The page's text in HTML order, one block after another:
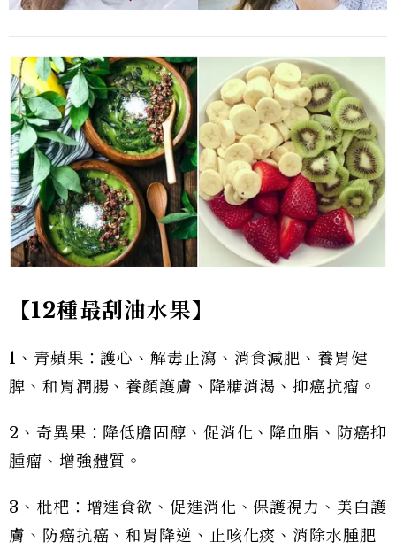
【12種最刮油水果】
1、青蘋果：護心、解毒止瀉、消食減肥、養胃健
脾、和胃潤腸、養顏護膚、降糖消渴、抑癌抗瘤。
2、奇異果：降低膽固醇、促消化、降血脂、防癌抑
腫瘤、增強體質。
3、枇杷：增進食欲、促進消化、保護視力、美白護
膚、防癌抗癌、和胃降逆、止咳化痰、消除水腫肥